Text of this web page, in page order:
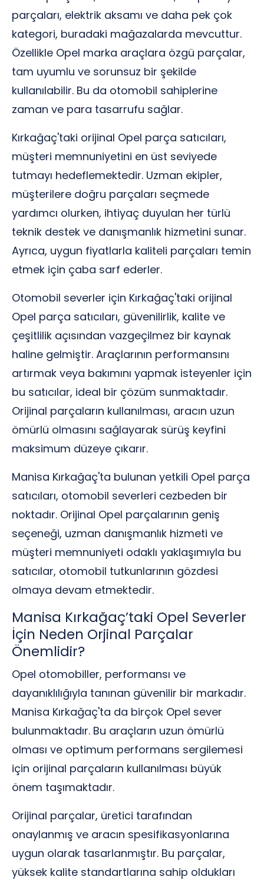
parçaları, elektrik aksamı ve daha pek çok
kategori, buradaki mağazalarda mevcuttur.
Özellikle Opel marka araçlara özgü parçalar,
tam uyumlu ve sorunsuz bir şekilde
kullanılabilir. Bu da otomobil sahiplerine
zaman ve para tasarrufu sağlar.
Kırkağaç'taki orijinal Opel parça satıcıları,
müşteri memnuniyetini en üst seviyede
tutmayı hedeflemektedir. Uzman ekipler,
müşterilere doğru parçaları seçmede
yardımcı olurken, ihtiyaç duyulan her türlü
teknik destek ve danışmanlık hizmetini sunar.
Ayrıca, uygun fiyatlarla kaliteli parçaları temin
etmek için çaba sarf ederler.
Otomobil severler için Kırkağaç'taki orijinal
Opel parça satıcıları, güvenilirlik, kalite ve
çeşitlilik açısından vazgeçilmez bir kaynak
haline gelmiştir. Araçlarının performansını
artırmak veya bakımını yapmak isteyenler için
bu satıcılar, ideal bir çözüm sunmaktadır.
Orijinal parçaların kullanılması, aracın uzun
ömürlü olmasını sağlayarak sürüş keyfini
maksimum düzeye çıkarır.
Manisa Kırkağaç'ta bulunan yetkili Opel parça
satıcıları, otomobil severleri cezbeden bir
noktadır. Orijinal Opel parçalarının geniş
seçeneği, uzman danışmanlık hizmeti ve
müşteri memnuniyeti odaklı yaklaşımıyla bu
satıcılar, otomobil tutkunlarının gözdesi
olmaya devam etmektedir.
Manisa Kırkağaç’taki Opel Severler
İçin Neden Orjinal Parçalar
Önemlidir?
Opel otomobiller, performansı ve
dayanıklılığıyla tanınan güvenilir bir markadır.
Manisa Kırkağaç'ta da birçok Opel sever
bulunmaktadır. Bu araçların uzun ömürlü
olması ve optimum performans sergilemesi
için orijinal parçaların kullanılması büyük
önem taşımaktadır.
Orijinal parçalar, üretici tarafından
onaylanmış ve aracın spesifikasyonlarına
uygun olarak tasarlanmıştır. Bu parçalar,
yüksek kalite standartlarına sahip oldukları